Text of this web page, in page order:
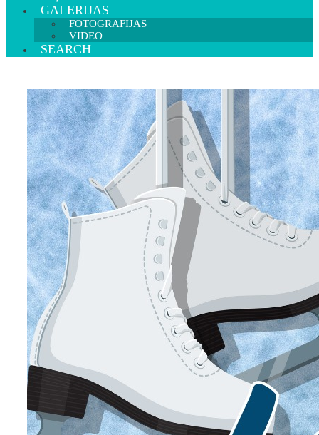
GALERIJAS
FOTOGRĀFIJAS
VIDEO
SEARCH